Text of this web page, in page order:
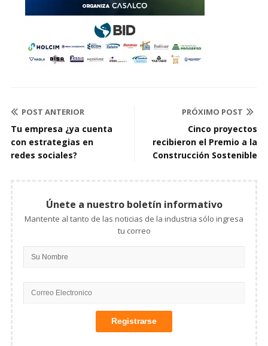
POST ANTERIOR
Tu empresa ¿ya cuenta
con estrategias en
redes sociales?
PRÓXIMO POST
Cinco proyectos
recibieron el Premio a la
Construcción Sostenible
Únete a nuestro boletín informativo
Mantente al tanto de las noticias de la industria sólo ingresa
tu correo